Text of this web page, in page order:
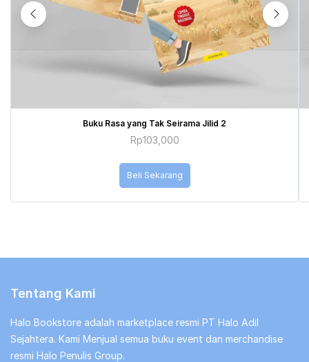
Buku Rasa yang Tak Seirama Jilid 2
Rp103,000
Beli Sekarang
Tentang Kami
Halo Bookstore adalah marketplace resmi PT Halo Adil
Sejahtera. Kami Menjual semua buku event dan merchandise
resmi Halo Penulis Group.